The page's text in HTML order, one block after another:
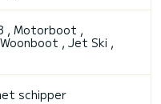
, Motorboot ,
, Jet Ski ,
schipper